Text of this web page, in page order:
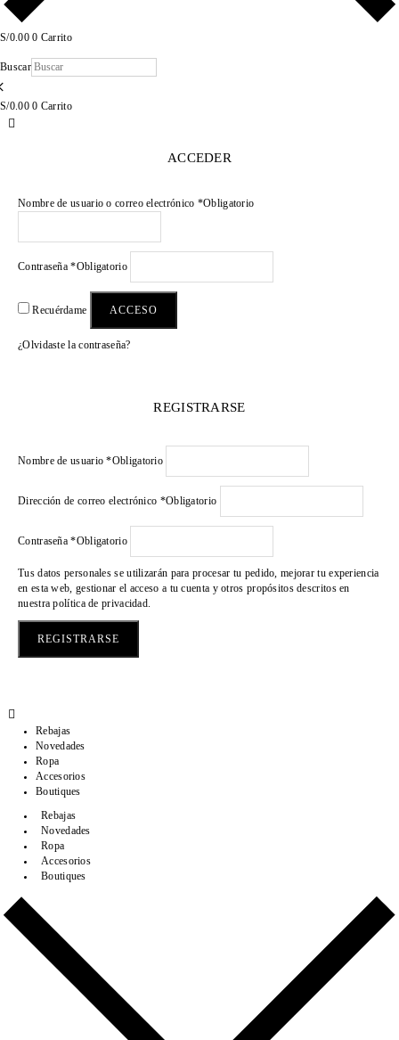
S/0.00 0 Carrito
Buscar
S/0.00 0 Carrito
ACCEDER
Nombre de usuario o correo electrónico *Obligatorio
Contraseña*Obligatorio
Recuérdame ACCESO
¿Olvidaste la contraseña?
REGISTRARSE
Nombre de usuario*Obligatorio
Dirección de correo electrónico *Obligatorio
Contraseña*Obligatorio
Tus datos personales se utilizarán para procesar tu pedido, mejorar tu experiencia
en esta web, gestionar el acceso a tu cuenta y otros propósitos descritos en
nuestrapolítica de privacidad
REGISTRARSE
Rebajas
Novedades
Ropa
Accesorios
Boutiques
Rebajas
Novedades
Ropa
Accesorios
Boutiques